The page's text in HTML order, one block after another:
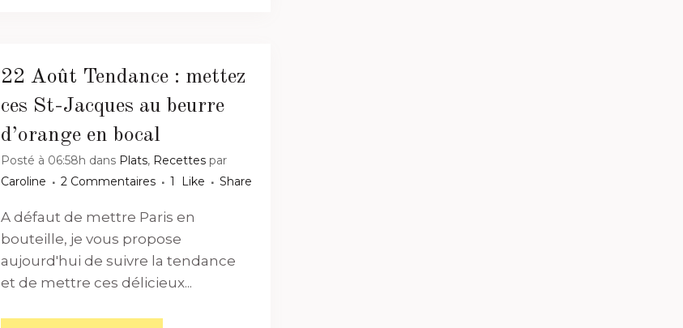
22 Août Tendance : mettez
ces St-Jacques au beurre
d’orange en bocal
Posté à 06:58h dans Plats, Recettes par
Caroline
2 Commentaires 1 Like Share
A défaut de mettre Paris en
bouteille, je vous propose
aujourd'hui de suivre la tendance
et de mettre ces délicieux...